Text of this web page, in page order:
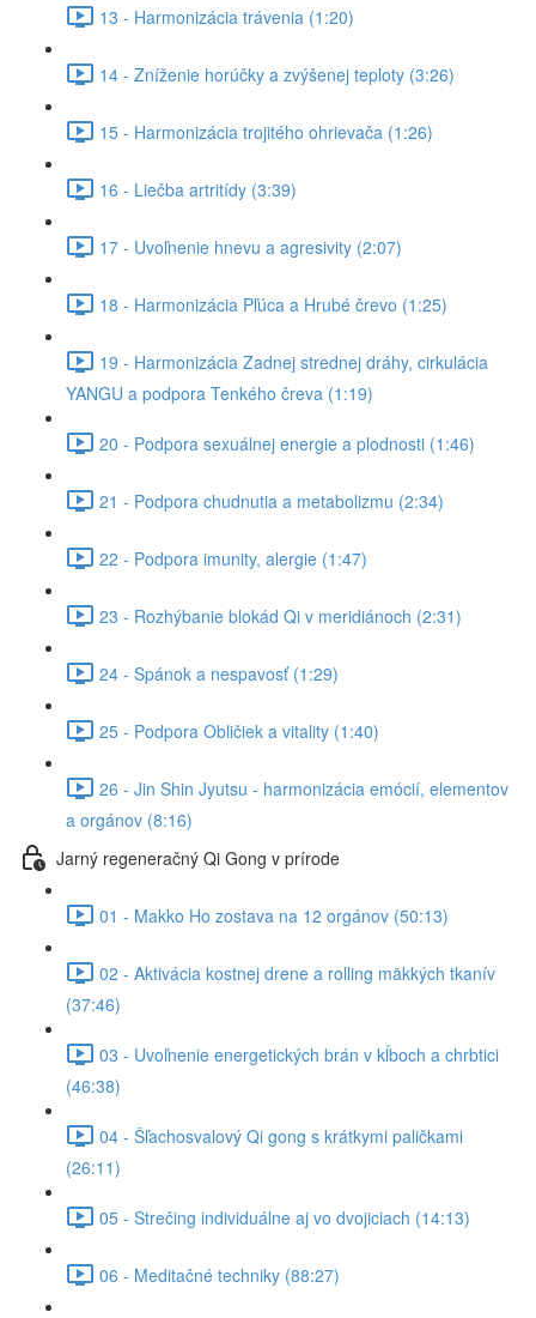
13 - Harmonizácia trávenia (1:20)
14 - Zníženie horúčky a zvýšenej teploty (3:26)
15 - Harmonizácia trojitého ohrievača (1:26)
16 - Liečba artritídy (3:39)
17 - Uvoľnenie hnevu a agresivity (2:07)
18 - Harmonizácia Pľúca a Hrubé črevo (1:25)
19 - Harmonizácia Zadnej strednej dráhy, cirkulácia
YANGU a podpora Tenkého čreva (1:19)
20 - Podpora sexuálnej energie a plodnosti (1:46)
21 - Podpora chudnutia a metabolizmu (2:34)
22 - Podpora imunity, alergie (1:47)
23 - Rozhýbanie blokád Qi v meridiánoch (2:31)
24 - Spánok a nespavosť (1:29)
25 - Podpora Obličiek a vitality (1:40)
26 - Jin Shin Jyutsu - harmonizácia emócií, elementov
a orgánov (8:16)
Jarný regeneračný Qi Gong v prírode
01 - Makko Ho zostava na 12 orgánov (50:13)
02 - Aktivácia kostnej drene a rolling mäkkých tkanív
(37:46)
03 - Uvoľnenie energetických brán v kĺboch a chrbtici
(46:38)
04 - Šľachosvalový Qi gong s krátkymi paličkami
(26:11)
05 - Strečing individuálne aj vo dvojiciach (14:13)
06 - Meditačné techniky (88:27)